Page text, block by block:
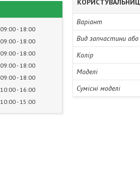
09:00 18:00
09:00 18:00
09:00 18:00
09:00 18:00
09:00 18:00
10:00 16:00
10:00 15:00
Варіант
Вид запчастини
Колір
Моделі
Сумісні моделі